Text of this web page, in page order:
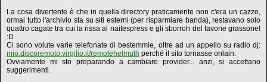
La cosa divertente è che in quella directory praticamente non c'era un cazzo,
ormai tutto l'archivio sta su siti esterni (per risparmiare banda), restavano solo
quattro cagate tra cui la rissa al naitespress e gli sborroh del favone grassone!
:D
Ci sono volute varie telefonate di bestemmie, oltre ad un appello su radio dj:
mio.discoremoto.virgilio.it/remotehelmuth perché il sito tornasse onlain.
Ovviamente mi sto preparando a cambiare provider... anzi, si accettano
suggerimenti.